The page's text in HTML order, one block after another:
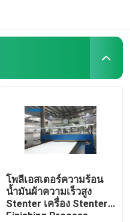
โพลีเอสเตอร์ความร้อน
น้ำมันผ้าความเร็วสูง
Stenter เครื่อง Stenter
Finishing Process